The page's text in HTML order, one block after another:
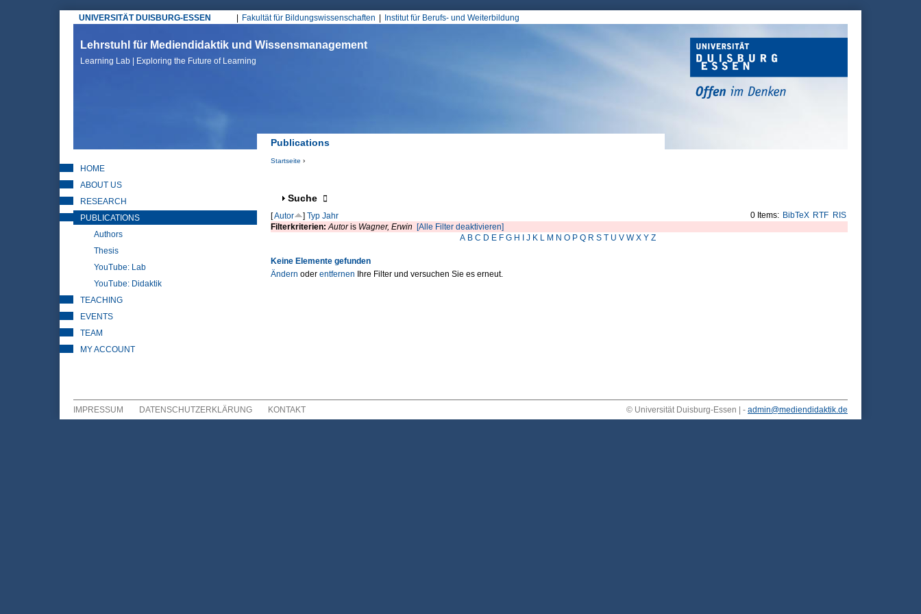
UNIVERSITÄT DUISBURG-ESSEN
Hauptmenü
Fakultät für Bildungswissenschaften Institut für Berufs- und Weiterbildung
Lehrstuhl für Mediendidaktik und Wissensmanagement
Learning Lab | Exploring the Future of Learning
Publications
Startseite ›
Anzeigen
Suche
0 Items: BibTeX RTF RIS
[Autor ] Typ Jahr
Filterkriterien:Autoris Wagner, Erwin [Alle Filter deaktivieren]
A B C D E F G H J K L M N O P Q R S T U V W X Y Z
Keine Elemente gefunden
Ändern oder entfernen Ihre Filter und versuchen Sie es erneut.
HOME
ABOUT US
RESEARCH
PUBLICATIONS
Authors
Thesis
YouTube: Lab
YouTube: Didaktik
TEACHING
EVENTS
TEAM
MY ACCOUNT
IMPRESSUM DATENSCHUTZERKLÄRUNG KONTAKT © Universität Duisburg-Essen | - admin@mediendidaktik.de